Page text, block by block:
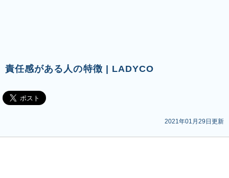
責任感がある人の特徴 | LADYCO
2021年01月29日更新